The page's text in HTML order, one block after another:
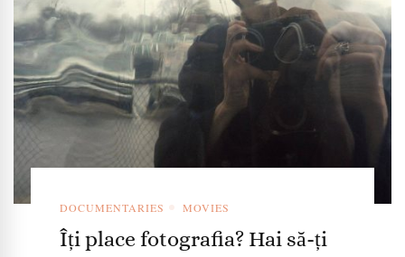
DOCUMENTARIES MOVIES
Îți place fotografia? Hai să-ți